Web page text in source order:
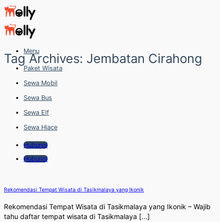
Skip
to
content
Menu
Paket Wisata
Sewa Mobil
Sewa Bus
Sewa Elf
Sewa Hiace
Hubungi
Hubungi
Tag Archives: Jembatan Cirahong
Rekomendasi Tempat Wisata di Tasikmalaya yang Ikonik
Rekomendasi Tempat Wisata di Tasikmalaya yang Ikonik – Wajib
tahu daftar tempat wisata di Tasikmalaya [...]